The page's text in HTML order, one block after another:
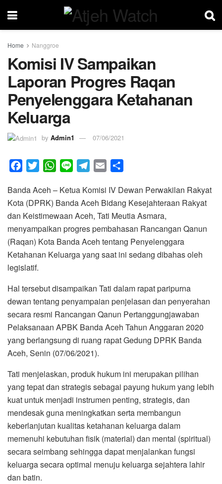
Home Nanggroe
Komisi IV Sampaikan
Laporan Progres Raqan
Penyelenggara Ketahanan
Keluarga
by Admin1 07/06/2021
c
e
b
o
o
k
i
t
t
e
r
W
a
t
s
A
p
p
n
e
l
e
g
r
a
m
a
i
l
a
r
e
Banda Aceh – Ketua Komisi IV Dewan Perwakilan Rakyat
Kota (DPRK) Banda Aceh Bidang Kesejahteraan Rakyat
dan Keistimewaan Aceh, Tati Meutia Asmara,
menyampaikan progres pembahasan Rancangan Qanun
(Raqan) Kota Banda Aceh tentang Penyelenggara
Ketahanan Keluarga yang saat ini sedang dibahas oleh
legislatif.
Hal tersebut disampaikan Tati dalam rapat paripurna
dewan tentang penyampaian penjelasan dan penyerahan
secara resmi Rancangan Qanun Pertanggungjawaban
Pelaksanaan APBK Banda Aceh Tahun Anggaran 2020
yang berlangsung di ruang rapat Gedung DPRK Banda
Aceh, Senin (07/06/2021).
Tati menjelaskan, produk hukum ini merupakan pilihan
yang tepat dan strategis sebagai payung hukum yang lebih
kuat untuk menjadi instrumen penting, strategis, dan
mendesak guna meningkatkan serta membangun
keberlanjutan kualitas ketahanan keluarga dalam
memenuhi kebutuhan fisik (material) dan mental (spiritual)
secara seimbang sehingga dapat menjalankan fungsi
keluarga secara optimal menuju keluarga sejahtera lahir
dan batin.